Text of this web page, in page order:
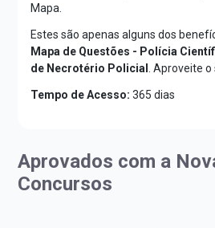
Mapa.
Estes são apenas alguns dos
Mapa de Questões - Polícia
de Necrotério Policial . Aproveite
Tempo de Acesso: 365 dias
Aprovados com a
Concursos